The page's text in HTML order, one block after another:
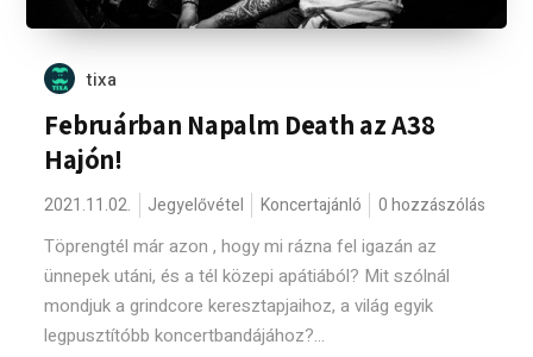
tixa
Februárban Napalm Death az A38
Hajón!
2021.11.02. Jegyelővétel Koncertajánló 0 hozzászólás
Töprengtél már azon , hogy mi rázna fel igazán az
ünnepek utáni, és a tél közepi apátiából? Mit szólnál
mondjuk a grindcore keresztapjaihoz, a világ egyik
legpusztítóbb koncertbandájához?...